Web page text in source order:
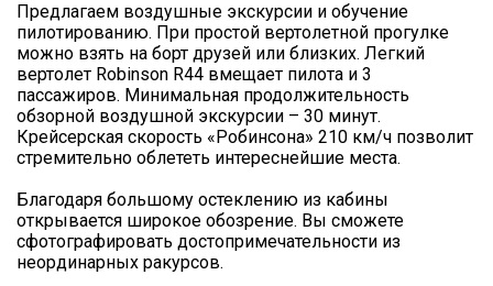
Предлагаем воздушные экскурсии и обучение
пилотированию. При простой вертолетной прогулке
можно взять на борт друзей или близких. Легкий
вертолет Robinson R44 вмещает пилота и 3
пассажиров. Минимальная продолжительность
обзорной воздушной экскурсии – 30 минут.
Крейсерская скорость «Робинсона» 210 км/ч позволит
стремительно облететь интереснейшие места.
Благодаря большому остеклению из кабины
открывается широкое обозрение. Вы сможете
сфотографировать достопримечательности из
неординарных ракурсов.